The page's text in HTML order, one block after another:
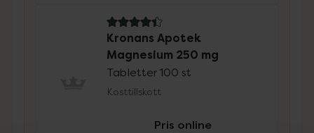
4.4 av 5 i omdöme
Kronans Apotek
Magnesium 250 mg
Tabletter 100 st
Kosttillskott
Pris online